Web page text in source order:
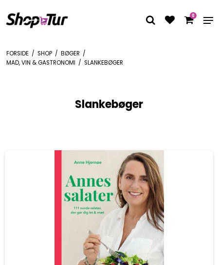
0
FORSIDE / SHOP / BØGER /
MAD, VIN & GASTRONOMI / SLANKEBØGER
Slankebøger